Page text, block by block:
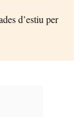
d’estiu per